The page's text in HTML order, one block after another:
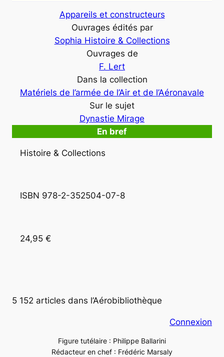
Appareils et constructeurs
Ouvrages édités par
Sophia Histoire & Collections
Ouvrages de
F. Lert
Dans la collection
Matériels de l’armée de l’Air et de l’Aéronavale
Sur le sujet
Dynastie Mirage
En bref
Histoire & Collections
ISBN 978-2-352504-07-8
24,95 €
5 152 articles dans l’Aérobibliothèque
Connexion
Figure tutélaire : Philippe Ballarini
Rédacteur en chef : Frédéric Marsaly